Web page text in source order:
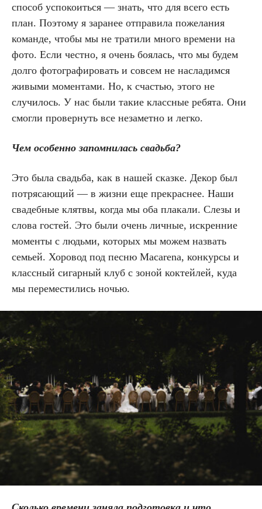
способ успокоиться — знать, что для всего есть
план. Поэтому я заранее отправила пожелания
команде, чтобы мы не тратили много времени на
фото. Если честно, я очень боялась, что мы будем
долго фотографировать и совсем не насладимся
живыми моментами. Но, к счастью, этого не
случилось. У нас были такие классные ребята. Они
смогли провернуть все незаметно и легко.
Чем особенно запомнилась свадьба?
Это была свадьба, как в нашей сказке. Декор был
потрясающий — в жизни еще прекраснее. Наши
свадебные клятвы, когда мы оба плакали. Слезы и
слова гостей. Это были очень личные, искренние
моменты с людьми, которых мы можем назвать
семьей. Хоровод под песню Macarena, конкурсы и
классный сигарный клуб с зоной коктейлей, куда
мы переместились ночью.